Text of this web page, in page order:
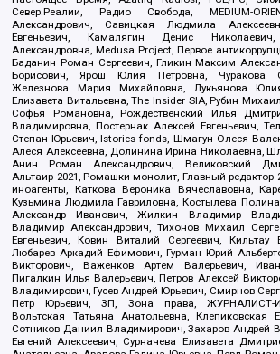
Север.Реалии, Радио Свобода, MEDIUM-
Александрович, Савицкая Людмила
Евгеньевич, Камалягин Денис
Александровна, Medusa Project, Первое
Баданин Роман Сергеевич, Гликин Максим
Борисович, Ярош Юлия Петровна, Чуракова
Железнова Мария Михайловна, Лукьянова
Елизавета Витальевна, The Insider SIA, Рубин
Софья Романовна, Рождественский Илья
Владимировна, Постернак Алексей Евгеньевич,
Степан Юрьевич, Istories fonds, Шмагун Олеся
Алеся Алексеевна, Долинина Ирина Николаевна,
Анин Роман Александрович, Великовский
Альтаир 2021, Ромашки монолит, Главный редактор
иноагенты, Каткова Вероника Вячеславовна,
Кузьмина Людмила Гавриловна, Костылева
Александр Иванович, Жилкин Владимир
Владимир Александрович, Тихонов Михаил
Евгеньевич, Ковин Виталий Сергеевич, Кильтау
Любарев Аркадий Ефимович, Гурман Юрий
Викторович, Важенков Артем Валерьевич,
Пигалкин Илья Валерьевич, Петров Алексей
Владимирович, Гусев Андрей Юрьевич, Смирнов
Петр Юрьевич, ЗП, Зона права, ЖУРНАЛИСТ-
Вольтская Татьяна Анатольевна, Клепиковская
Сотников Даниил Владимирович, Захаров Андрей
Евгений Алексеевич, Сурначева Елизавета